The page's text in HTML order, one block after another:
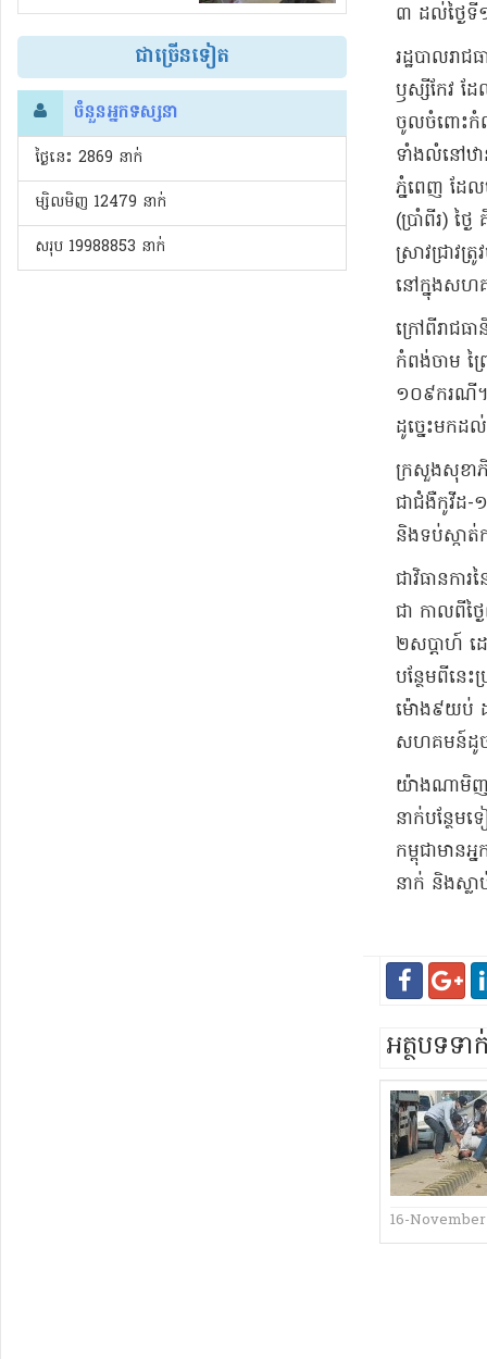
ពន្ធនិងអត់ច្បាប់នាំ
ចូល!?
ជាច្រើនទៀត
ចំនួនអ្នកទស្សនា
ថ្ងៃនេះ​ 2869 នាក់
ម្សិលមិញ 12479 នាក់
សរុប 19988853 នាក់
៣ ដល់​ថ្ងៃ
រដ្ឋបាល​រា
ឫស្សីកែវ ដែ
ចូល​ចំពោះ​កំ
ទាំង​លំនៅឋា
ភ្នំពេញ ដែ
(​ប្រាំពីរ​) ថ្
ស្រាវជ្រាវ​
នៅក្នុង​សហ
ក្រៅពី​រាជធ
កំពង់ចាម ព្
១០៩​ករណី​។
ដូច្នេះ​មក
ក្រសួងសុខាភិ
ជា​ជំងឺ​កូ​វីដ​-១
និង​ទប់ស្កាត់​
ជា​វិធានកា
ជា កាលពី​ថ្
២​សប្តាហ៍ ដ
បន្ថែម​ពីនេះ​
ម៉ោង​៩​យប់ ដ
សហគមន៍​ដូច
យ៉ាងណាមិញ​
នាក់​បន្ថែម
កម្ពុ​ជាមា
នាក់ និង​ស្ល
អត្ថបទទ
16-